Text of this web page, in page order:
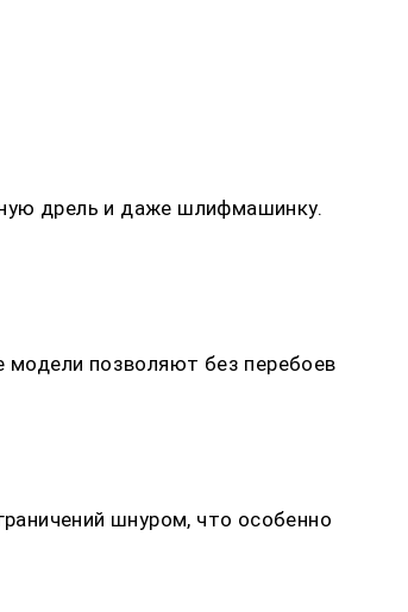
дрель и даже шлифмашинку.
модели позволяют без перебоев
шнуром, что особенно